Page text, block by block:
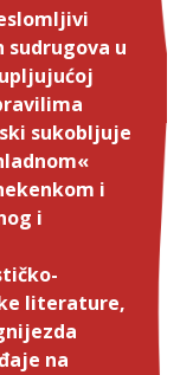
sudrugova u
sukobljuje
i
i
literature,
na